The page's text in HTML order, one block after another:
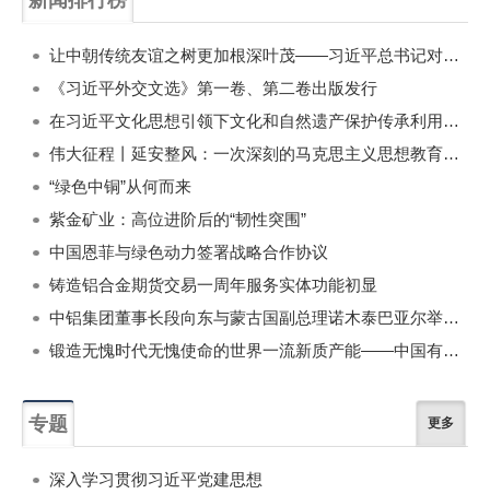
让中朝传统友谊之树更加根深叶茂——习近平总书记对朝鲜进行国事访问纪实
《习近平外交文选》第一卷、第二卷出版发行
在习近平文化思想引领下文化和自然遗产保护传承利用工作开创新局面
伟大征程丨延安整风：一次深刻的马克思主义思想教育运动
“绿色中铜”从何而来
紫金矿业：高位进阶后的“韧性突围”
中国恩菲与绿色动力签署战略合作协议
铸造铝合金期货交易一周年服务实体功能初显
中铝集团董事长段向东与蒙古国副总理诺木泰巴亚尔举行会谈
锻造无愧时代无愧使命的世界一流新质产能——中国有色金属工业的战略应对与破局之道（二）
专题 更多
深入学习贯彻习近平党建思想